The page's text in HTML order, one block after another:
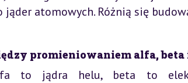
atomowych. Różnią się
promieniowaniem alfa, beta
to jądra helu, beta to